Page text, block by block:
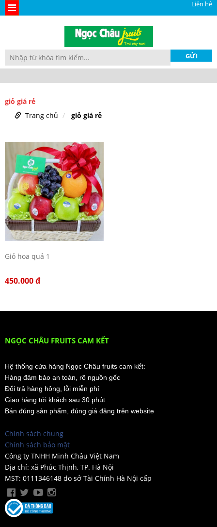
Liên hệ
giỏ giá rẻ
Trang chủ
giỏ giá rẻ
Giỏ hoa quả 1
450.000 đ
NGỌC CHÂU FRUITS CAM KẾT
Hệ thống cửa hàng Ngọc Châu fruits cam kết:
Hàng đảm bảo an toàn, rõ nguồn gốc
Đổi trả hàng hỏng, lỗi miễn phí
Giao hàng tới khách sau 30 phút
Bán đúng sản phẩm, đúng giá đăng trên website
Chính sách chung
Chính sách bảo mật
Công ty TNHH Minh Châu Việt Nam
Địa chỉ: xã Phúc Thịnh, TP. Hà Nội
MST: 0111346148 do sở Tài Chính Hà Nội cấp